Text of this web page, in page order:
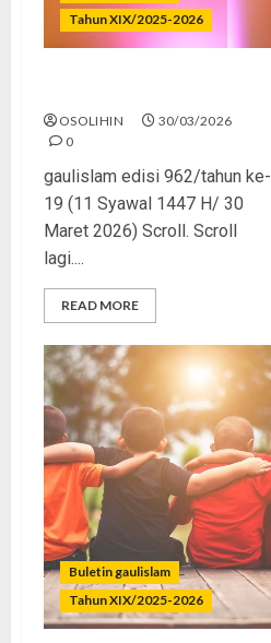
Tahun XIX/2025-2026
OSOLIHIN
30/03/2026
0
gaulislam edisi 962/tahun ke-
19 (11 Syawal 1447 H/ 30
Maret 2026) Scroll. Scroll
lagi....
READ MORE
Buletin gaulislam
Tahun XIX/2025-2026